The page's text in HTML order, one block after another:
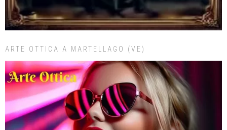
ARTE OTTICA A MARTELLAGO (VE)